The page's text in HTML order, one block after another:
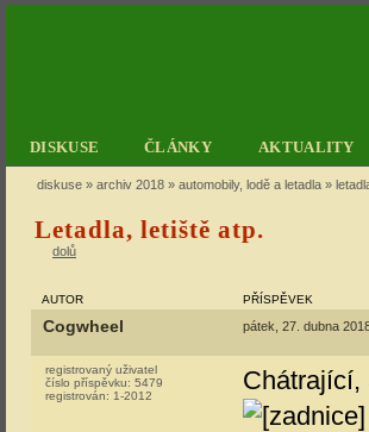
DISKUSE ČLÁNKY AKTUALITY
diskuse » archiv 2018 » automobily, lodě a letadla »
Letadla, letiště atp.
dolů
AUTOR PŘÍSPĚVEK
Cogwheel pátek, 27. dubna
registrovaný uživatel
číslo příspěvku: 5479
registrován: 1-2012